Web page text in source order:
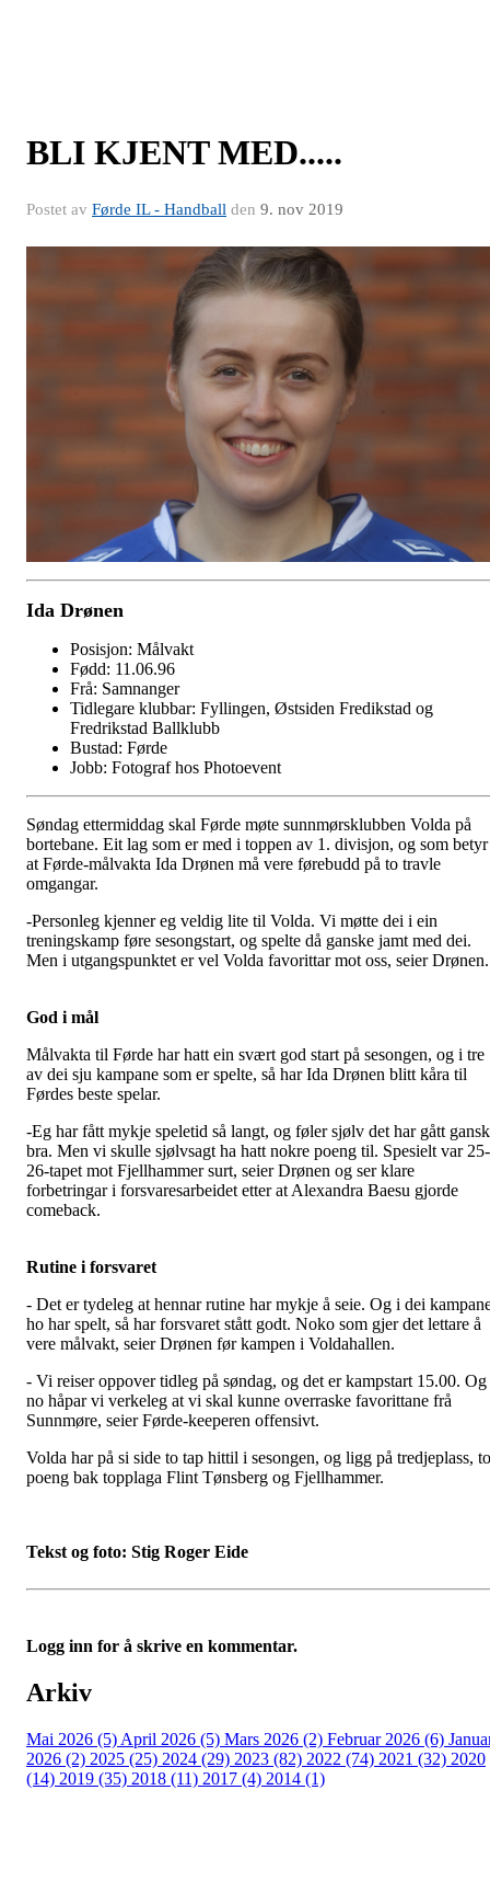
BLI KJENT MED.....
Postet av Førde IL - Handball den 9. nov 2019
Ida Drønen
Posisjon: Målvakt
Fødd: 11.06.96
Frå: Samnanger
Tidlegare klubbar: Fyllingen, Østsiden Fredikstad og
Fredrikstad Ballklubb
Bustad: Førde
Jobb: Fotograf hos Photoevent
Søndag ettermiddag skal Førde møte sunnmørsklubben Volda på
bortebane. Eit lag som er med i toppen av 1. divisjon, og som betyr
at Førde-målvakta Ida Drønen må vere førebudd på to travle
omgangar.
-Personleg kjenner eg veldig lite til Volda. Vi møtte dei i ein
treningskamp føre sesongstart, og spelte då ganske jamt med dei.
Men i utgangspunktet er vel Volda favorittar mot oss, seier Drønen.
God i mål
Målvakta til Førde har hatt ein svært god start på sesongen, og i tre
av dei sju kampane som er spelte, så har Ida Drønen blitt kåra til
Førdes beste spelar.
-Eg har fått mykje speletid så langt, og føler sjølv det har gått
bra. Men vi skulle sjølvsagt ha hatt nokre poeng til. Spesielt var 25-
26-tapet mot Fjellhammer surt, seier Drønen og ser klare
forbetringar i forsvaresarbeidet etter at Alexandra Baesu gjorde
comeback.
Rutine i forsvaret
- Det er tydeleg at hennar rutine har mykje å seie. Og i dei
ho har spelt, så har forsvaret stått godt. Noko som gjer det lettare å
vere målvakt, seier Drønen før kampen i Voldahallen.
- Vi reiser oppover tidleg på søndag, og det er kampstart 15.00. Og
no håpar vi verkeleg at vi skal kunne overraske favorittane frå
Sunnmøre, seier Førde-keeperen offensivt.
Volda har på si side to tap hittil i sesongen, og ligg på tredjeplass, to
poeng bak topplaga Flint Tønsberg og Fjellhammer.
Tekst og foto: Stig Roger Eide
Logg inn for å skrive en kommentar.
Arkiv
Mai 2026 (5) April 2026 (5) Mars 2026 (2) Februar 2026 (6)
2026 (2) 2025 (25) 2024 (29) 2023 (82) 2022 (74) 2021 (32) 2020
(14) 2019 (35) 2018 (11) 2017 (4) 2014 (1)